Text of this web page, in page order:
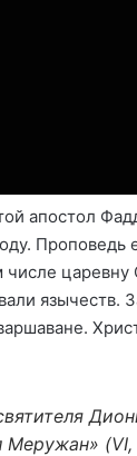
апостол
Проповедь
царевну
язычеств.